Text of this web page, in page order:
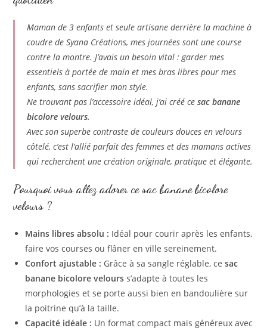
Maman de 3 enfants et seule artisane derrière la machine à
coudre de Syana Créations, mes journées sont une course
contre la montre. J’avais un besoin vital : garder mes
essentiels à portée de main et mes bras libres pour mes
enfants, sans sacrifier mon style.
Ne trouvant pas l’accessoire idéal, j’ai créé cesac banane
bicolore velours.
Avec son superbe contraste de couleurs douces en velours
côtelé, c’est l’allié parfait des femmes et des mamans actives
qui recherchent une création originale, pratique et élégante.
Pourquoi vous allez adorer ce sac banane bicolore
velours ?
Mains libres absolu : Idéal pour courir après les enfants,
faire vos courses ou flâner en ville sereinement.
Confort ajustable : Grâce à sa sangle réglable, cesac
banane bicolore velours s’adapte à toutes les
morphologies et se porte aussi bien en bandoulière sur
la poitrine qu’à la taille.
Capacité idéale : Un format compact mais généreux avec